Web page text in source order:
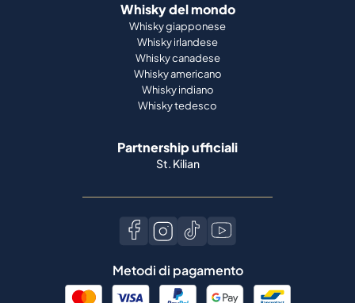
Whisky del mondo
Whisky giapponese
Whisky irlandese
Whisky canadese
Whisky americano
Whisky indiano
Whisky tedesco
Partnership ufficiali
St. Kilian
Metodi di pagamento